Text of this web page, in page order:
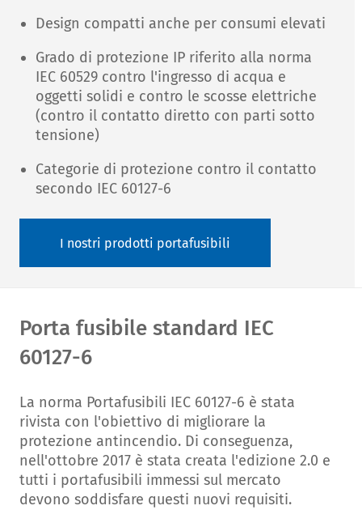
Design compatti anche per consumi elevati
Grado di protezione IP riferito alla norma
IEC 60529 contro l'ingresso di acqua e
oggetti solidi e contro le scosse elettriche
(contro il contatto diretto con parti sotto
tensione)
Categorie di protezione contro il contatto
secondo IEC 60127-6
I nostri prodotti portafusibili
Porta fusibile standard IEC
60127-6
La norma Portafusibili IEC 60127-6 è stata
rivista con l'obiettivo di migliorare la
protezione antincendio. Di conseguenza,
nell'ottobre 2017 è stata creata l'edizione 2.0 e
tutti i portafusibili immessi sul mercato
devono soddisfare questi nuovi requisiti.